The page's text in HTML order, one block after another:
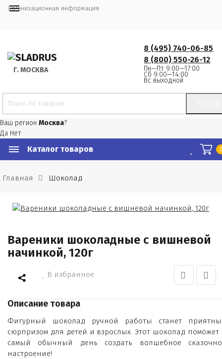
Организационная информация
Г. МОСКВА
8 (495) 740-06-85
8 (800) 550-26-12
Пн—Пт 9:00—17:00
Сб 9:00—14:00
Вс выходной
Ваш регион Москва?
Да Нет
Каталог товаров
Главная Шоколад
Вареники шоколадные с вишневой
начинкой, 120г
В избранное
Описание товара
Фигурный шоколад ручной работы станет
сюрпризом для детей и взрослых. Этот шоколад поможет
самый обычный день создать волшебное
настроение!